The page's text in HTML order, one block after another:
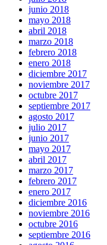
junio 2018
mayo 2018
abril 2018
marzo 2018
febrero 2018
enero 2018
diciembre 2017
noviembre 2017
octubre 2017
septiembre 2017
agosto 2017
julio 2017
junio 2017
mayo 2017
abril 2017
marzo 2017
febrero 2017
enero 2017
diciembre 2016
noviembre 2016
octubre 2016
septiembre 2016